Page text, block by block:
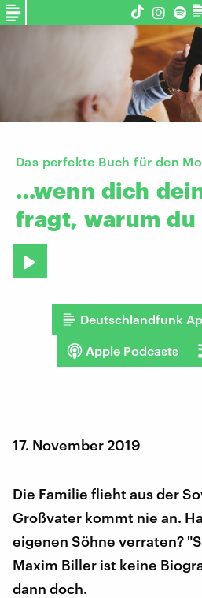
Das perfekte Buch für den
…wenn dich
fragt, warum du
Deutschlandfunk
Apple Podcasts
17. November 2019
Die Familie flieht aus der
Großvater kommt nie an.
eigenen Söhne verraten?
Maxim Biller ist keine
dann doch.